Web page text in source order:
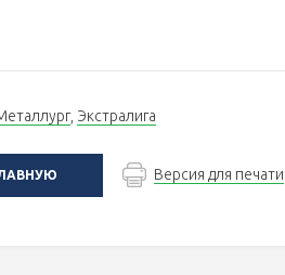
, Экстралига
Версия для печати